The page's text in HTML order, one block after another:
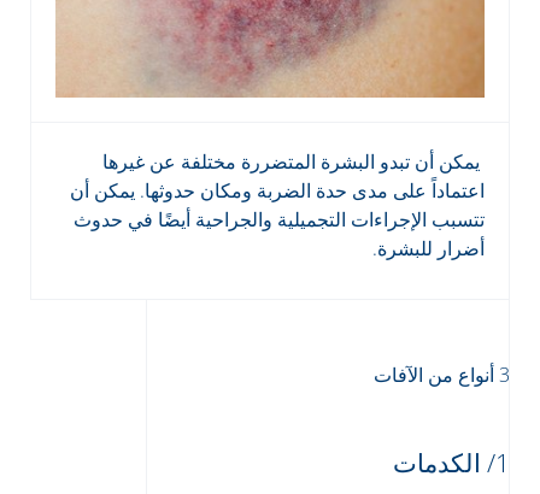
يمكن أن تبدو البشرة المتضررة مختلفة عن غيرها
اعتماداً على مدى حدة الضربة ومكان حدوثها. يمكن أن
تتسبب الإجراءات التجميلية والجراحية أيضًا في حدوث
أضرار للبشرة.
3 أنواع من الآفات
1/ الكدمات